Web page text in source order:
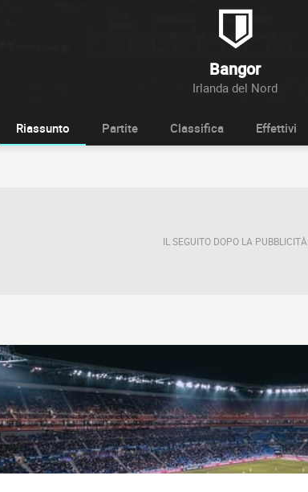
Bangor
Irlanda del Nord
Riassunto Partite Classifica Effettivi
IL SEGUITO DOPO LA PUBBLICITÀ